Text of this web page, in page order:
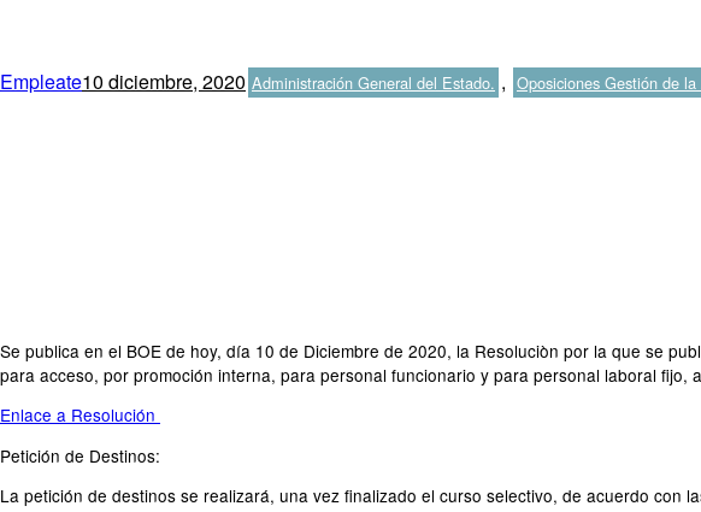
Autor
EmpleatePublicado
10 diciembre, 2020 Categorías
Administración General del Estado. , Oposiciones Gestión de
Se publica en el BOE de hoy, día 10 de Diciembre de 2020, la Resoluciòn por la que se
para acceso, por promoción interna, para personal funcionario y para personal laboral
Enlace a Resolución
Petición de Destinos:
La petición de destinos se realizará, una vez finalizado el curso selectivo, de acuerdo